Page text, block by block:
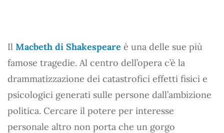
Il Macbeth di Shakespeare è una delle sue più
famose tragedie. Al centro dell’opera c’è la
drammatizzazione dei catastrofici effetti fisici e
psicologici generati sulle persone dall’ambizione
politica. Cercare il potere per interesse
personale altro non porta che un gorgo